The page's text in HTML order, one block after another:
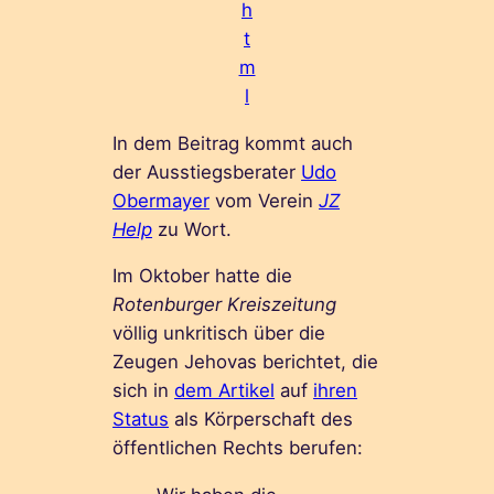
h
t
m
l
In dem Beitrag kommt auch
der Ausstiegsberater Udo
Obermayer vom VereinJZ
Help zu Wort.
Im Oktober hatte die
Rotenburger Kreiszeitung
völlig unkritisch über die
Zeugen Jehovas berichtet, die
sich indem Artikel auf ihren
Status als Körperschaft des
öffentlichen Rechts berufen: